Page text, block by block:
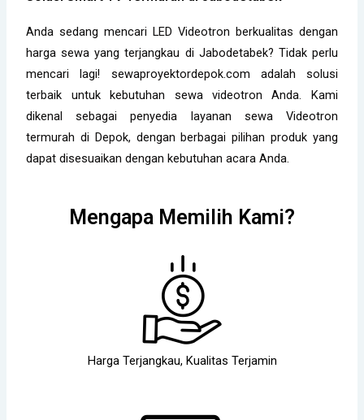
Anda sedang mencari LED Videotron berkualitas dengan
harga sewa yang terjangkau di Jabodetabek? Tidak perlu
mencari lagi! sewaproyektordepok.com adalah solusi
terbaik untuk kebutuhan sewa videotron Anda. Kami
dikenal sebagai penyedia layanan sewa Videotron
termurah di Depok, dengan berbagai pilihan produk yang
dapat disesuaikan dengan kebutuhan acara Anda.
Mengapa Memilih Kami?
Harga Terjangkau, Kualitas Terjamin